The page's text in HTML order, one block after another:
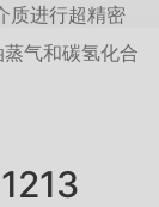
质进行超精密
气和碳氢化合